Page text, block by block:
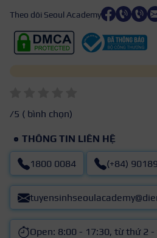
Theo dõi Seoul Academy
/5 ( bình chọn)
THÔNG TIN LIÊN HỆ
1800 0084 (+84)
Open: 8:00 - 17:30, từ thứ 2